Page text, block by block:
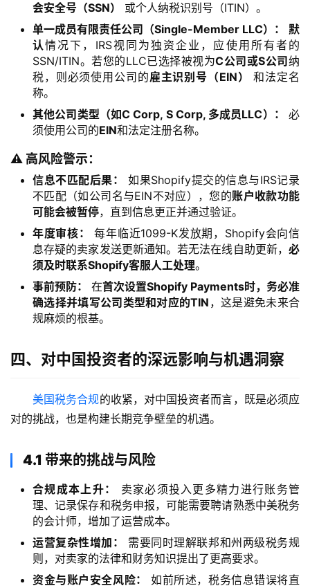
会安全号（SSN）
或个人纳税识别号（ITIN）。
单一成员有限责任公司（Single-Member LLC）：
默
认情况下，IRS视同为独资企业，应使用所有者的
SSN/ITIN。若您的LLC已选择被视为C公司或S公司纳
税，则必须使用公司的雇主识别号（EIN）
和法定名
称。
其他公司类型（如C Corp, S Corp, 多成员LLC）：
必
须使用公司的EIN和法定注册名称。
⚠️ 高风险警示：
信息不匹配后果：
如果Shopify提交的信息与IRS记录
不匹配（如公司名与EIN不对应），您的账户收款功能
可能会被暂停，直到信息更正并通过验证。
年度审核：
每年临近1099-K发放期，Shopify会向信
息存疑的卖家发送更新通知。若无法在线自助更新， 必
须及时联系Shopify客服人工处理。
事前预防：
在首次设置Shopify Payments时，务必准
确选择并填写公司类型和对应的TIN ，这是避免未来合
规麻烦的根基。
四、对中国投资者的深远影响与机遇洞察
美国税务合规的收紧，对中国投资者而言，既是必须应
对的挑战，也是构建长期竞争壁垒的机遇。
4.1 带来的挑战与风险
合规成本上升：
卖家必须投入更多精力进行账务管
理、记录保存和税务申报，可能需要聘请熟悉中美税务
的会计师，增加了运营成本。
运营复杂性增加：
需要同时理解联邦和州两级税务规
则，对卖家的法律和财务知识提出了更高要求。
资金与账户安全风险：
如前所述，税务信息错误将直